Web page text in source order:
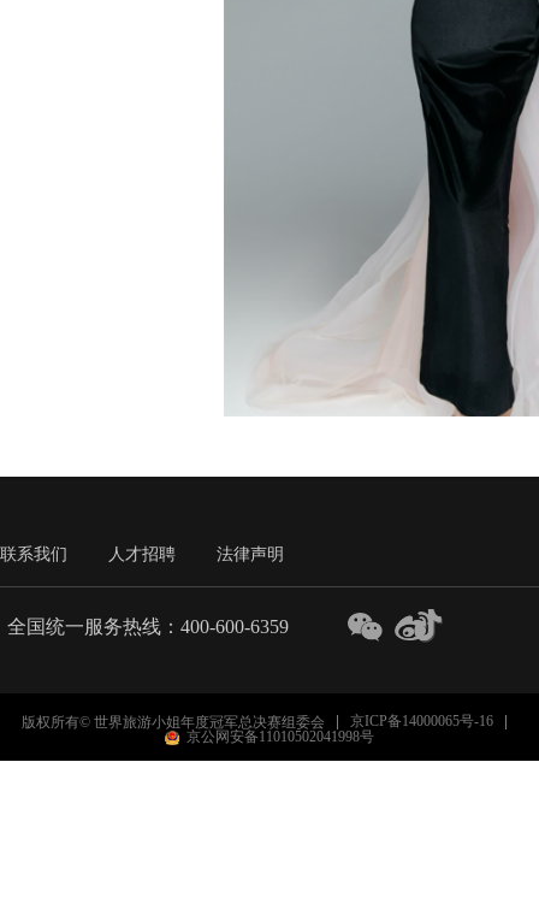
全国统一服务热线：400-600-6359
联系我们 人才招聘 法律声明
版权所有© 世界旅游小姐年度冠军总决赛组委会
京ICP备14000065号-16
京公网安备11010502041998号